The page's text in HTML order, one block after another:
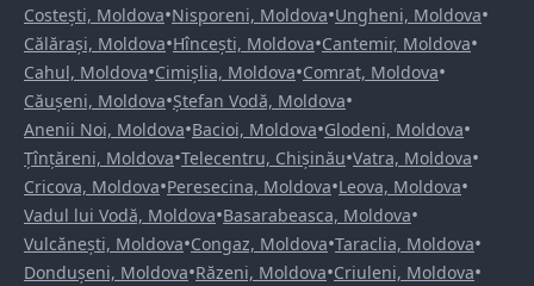
Costești, Moldova•Nisporeni, Moldova•Ungheni, Moldova•
Călărași, Moldova•Hîncești, Moldova•Cantemir, Moldova•
Cahul, Moldova•Cimișlia, Moldova•Comrat, Moldova•
Căușeni, Moldova•Ștefan Vodă, Moldova•
Anenii Noi, Moldova•Bacioi, Moldova•Glodeni, Moldova•
Țînțăreni, Moldova•Telecentru, Chișinău•Vatra, Moldova•
Cricova, Moldova•Peresecina, Moldova•Leova, Moldova•
Vadul lui Vodă, Moldova•Basarabeasca, Moldova•
Vulcănești, Moldova•Congaz, Moldova•Taraclia, Moldova•
Dondușeni, Moldova•Răzeni, Moldova•Criuleni, Moldova•